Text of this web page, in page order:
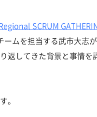
SCRUM
ムを担当する武市大志
返してきた背景と事情を
。